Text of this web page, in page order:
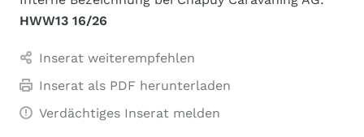
HWW13 16/26
Inserat weiterempfehlen
Inserat als PDF herunterladen
Verdächtiges Inserat melden